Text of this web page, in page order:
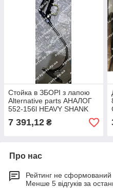
Стойка в ЗБОРІ з лапою
Alternative parts АНАЛОГ
552-156l HEAVY SHANK
MIN DRFT ASSY
кронштейн
7 391,12 ₴
Про нас
Рейтинг не сформований
Менше 5 відгуків за